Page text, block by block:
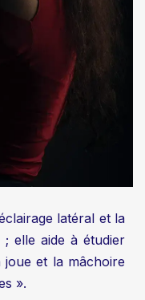
latéral et la
elle aide à étudier
et la mâchoire
».